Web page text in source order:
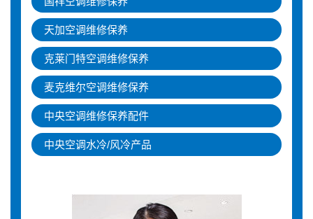
天加空调维修保养
克莱门特空调维修保养
麦克维尔空调维修保养
中央空调维修保养配件
中央空调水冷/风冷产品